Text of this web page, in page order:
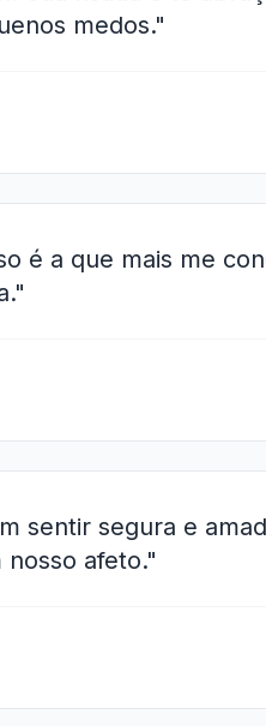
medos."
é a que mais me
sentir segura e
afeto."